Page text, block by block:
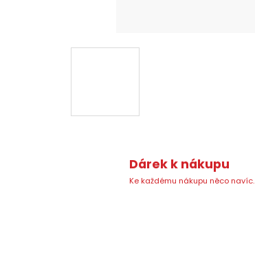
Dárek k nákupu
Ke každému nákupu něco navíc.